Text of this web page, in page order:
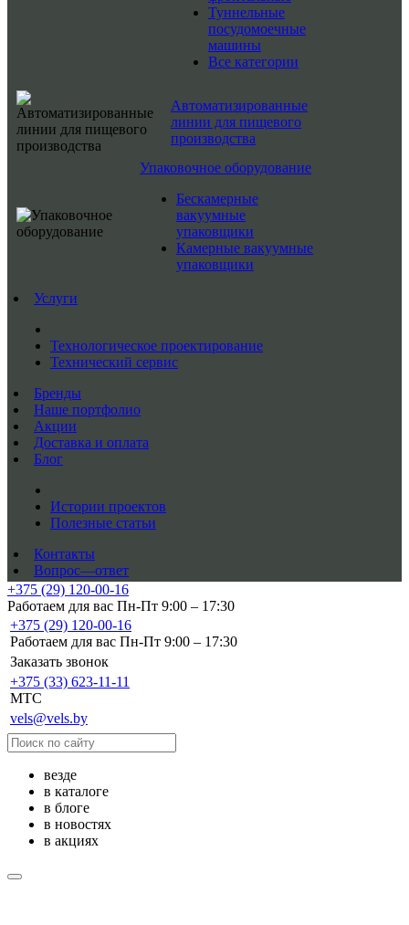
Туннельные
посудомоечные
машины
Все категории
Автоматизированные
линии для пищевого
производства
Упаковочное оборудование
Бескамерные
вакуумные
упаковщики
Камерные вакуумные
упаковщики
Услуги
Технологическое проектирование
Технический сервис
Бренды
Наше портфолио
Акции
Доставка и оплата
Блог
Истории проектов
Полезные статьи
Контакты
Вопрос—ответ
+375 (29) 120-00-16
Работаем для вас Пн-Пт 9:00 – 17:30
+375 (29) 120-00-16
Работаем для вас Пн-Пт 9:00 – 17:30
Заказать звонок
+375 (33) 623-11-11
MTC
vels@vels.by
везде
в каталоге
в блоге
в новостях
в акциях